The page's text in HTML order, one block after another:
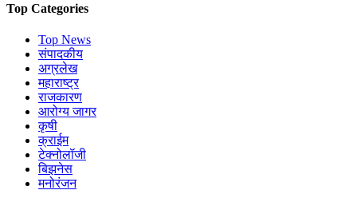
Top Categories
Top News
संपादकीय
अग्रलेख
महाराष्ट्र
राजकारण
आरोग्य जागर
कृषी
क्राईम
टेक्नोलॉजी
बिझनेस
मनोरंजन